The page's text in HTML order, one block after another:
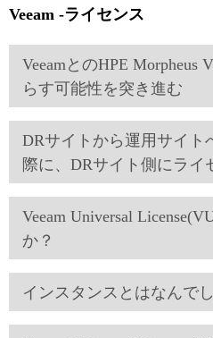
Veeam -ライセンス
VeeamとのHPE Morpheus
らす可能性を突き進む
DRサイトから運用サイト
際に、DRサイト側にライ
Veeam Universal
か？
インスタンスとはなんで